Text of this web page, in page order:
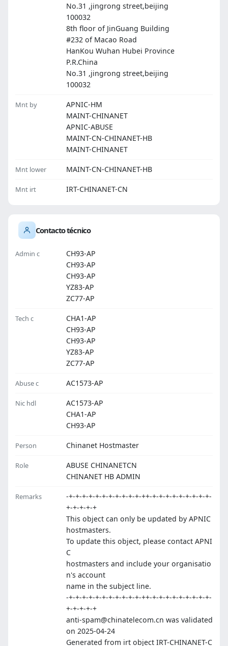
No.31 ,jingrong street,beijing
100032
8th floor of JinGuang Building
#232 of Macao Road
HanKou Wuhan Hubei Province
P.R.China
No.31 ,jingrong street,beijing
100032
Mnt by
APNIC-HM
MAINT-CHINANET
APNIC-ABUSE
MAINT-CN-CHINANET-HB
MAINT-CHINANET
Mnt lower MAINT-CN-CHINANET-HB
Mnt irt IRT-CHINANET-CN
Contacto técnico
Admin c
CH93-AP
CH93-AP
CH93-AP
YZ83-AP
ZC77-AP
Tech c
CHA1-AP
CH93-AP
CH93-AP
YZ83-AP
ZC77-AP
Abuse c AC1573-AP
Nic hdl
AC1573-AP
CHA1-AP
CH93-AP
Person Chinanet Hostmaster
Role
ABUSE CHINANETCN
CHINANET HB ADMIN
Remarks
-+-+-+-+-+-+-+-+-+-+-+-++-+-+-+-+-+-+-+-+-+-
+-+-+-+-+
This object can only be updated by APNIC
hostmasters.
To update this object, please contact APNI
C
hostmasters and include your organisatio
n's account
name in the subject line.
-+-+-+-+-+-+-+-+-+-+-+-++-+-+-+-+-+-+-+-+-+-
+-+-+-+-+
anti-spam@chinatelecom.cn was validated
on 2025-04-24
Generated from irt object IRT-CHINANET-C